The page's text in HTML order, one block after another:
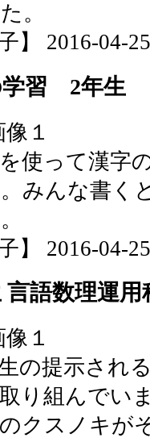
。
】 2016-04-
学習 2年生
使って漢字
みんな書く
】 2016-04-
言語数理運
の提示され
り組んでい
クスノキが